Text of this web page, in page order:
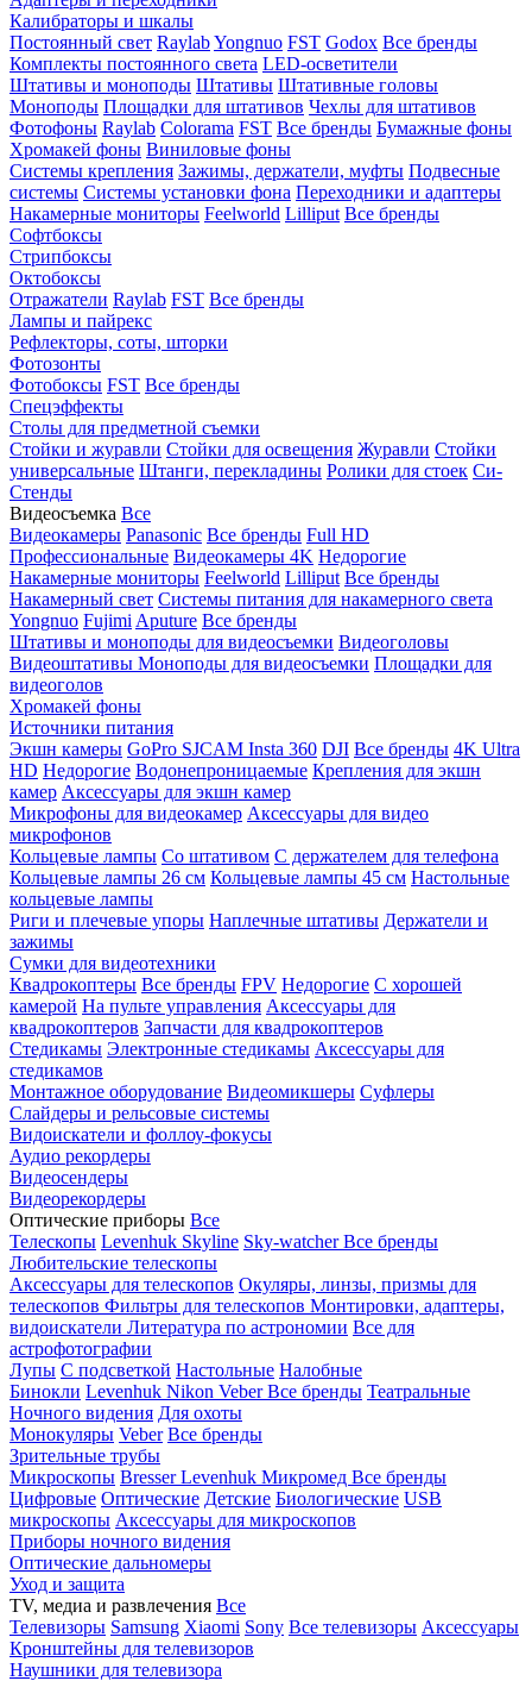
Калибраторы и шкалы
Постоянный свет RaylabYongnuo FST Godox Все бренды
Комплекты постоянного света LED-осветители
Штативы и моноподы Штативы Штативные головы
Моноподы Площадки для штативов Чехлы для штативов
Фотофоны Raylab Colorama FST Все бренды Бумажные фоны
Хромакей фоны Виниловые фоны
Системы крепления Зажимы, держатели, муфты Подвесные
системы Системы установки фона Переходники и адаптеры
Накамерные мониторы Feelworld Lilliput Все бренды
Софтбоксы
Стрипбоксы
Октобоксы
Отражатели Raylab FST Все бренды
Лампы и пайрекс
Рефлекторы, соты, шторки
Фотозонты
Фотобоксы FST Все бренды
Спецэффекты
Столы для предметной съемки
Стойки и журавли Стойки для освещения Журавли Стойки
универсальные Штанги, перекладины Ролики для стоек Си-
Стенды
Видеосъемка Все
Видеокамеры Panasonic Все бренды Full HD
Профессиональные Видеокамеры 4K Недорогие
Накамерные мониторы Feelworld Lilliput Все бренды
Накамерный свет Системы питания для накамерного света
Yongnuo Fujimi Aputure Все бренды
Штативы и моноподы для видеосъемки Видеоголовы
Видеоштативы Моноподы для видеосъемки Площадки для
видеоголов
Хромакей фоны
Источники питания
Экшн камеры GoPro SJCAM Insta 360 DJI Все бренды 4K Ultra
HD Недорогие Водонепроницаемые Крепления для экшн
камер Аксессуары для экшн камер
Микрофоны для видеокамер Аксессуары для видео
микрофонов
Кольцевые лампы Со штативом C держателем для телефона
Кольцевые лампы 26 см Кольцевые лампы 45 см Настольные
кольцевые лампы
Риги и плечевые упоры Наплечные штативы Держатели и
зажимы
Сумки для видеотехники
Квадрокоптеры Все бренды FPV Недорогие С хорошей
камерой На пульте управления Аксессуары для
квадрокоптеров Запчасти для квадрокоптеров
Стедикамы Электронные стедикамы Аксессуары для
стедикамов
Монтажное оборудование Видеомикшеры Суфлеры
Слайдеры и рельсовые системы
Видоискатели и фоллоу-фокусы
Аудио рекордеры
Видеосендеры
Видеорекордеры
Оптические приборы Все
Телескопы Levenhuk Skyline Sky-watcherВсе бренды
Любительские телескопы
Аксессуары для телескопов Окуляры, линзы, призмы для
телескопов Фильтры для телескопов Монтировки, адаптеры,
видоискатели Литература по астрономии Все для
астрофотографии
Лупы С подсветкой Настольные Налобные
Бинокли Levenhuk Nikon VeberВсе бренды Театральные
Ночного видения Для охоты
Монокуляры Veber Все бренды
Зрительные трубы
Микроскопы BresserLevenhuk Микромед Все бренды
Цифровые Оптические Детские Биологические USB
микроскопы Аксессуары для микроскопов
Приборы ночного видения
Оптические дальномеры
Уход и защита
TV, медиа и развлечения Все
Телевизоры Samsung Xiaomi Sony Все телевизоры Аксессуары
Кронштейны для телевизоров
Наушники для телевизора